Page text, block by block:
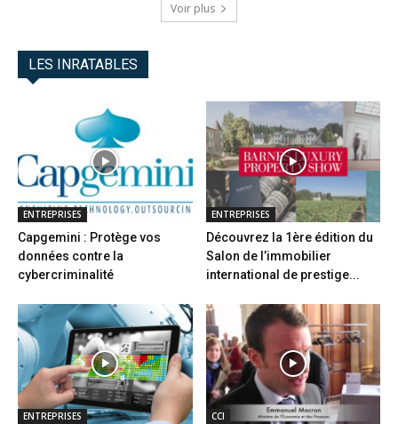
Voir plus
LES INRATABLES
ENTREPRISES
Capgemini : Protège vos
données contre la
cybercriminalité
ENTREPRISES
Découvrez la 1ère édition du
Salon de l’immobilier
international de prestige...
ENTREPRISES CCI